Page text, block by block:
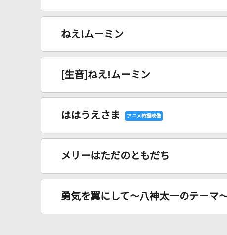
ねえ!ムーミン
[生音]ねえ!ムーミン
ははうえさま
メリーはただのともだち
勇気を翼にして～八神太一のテーマ